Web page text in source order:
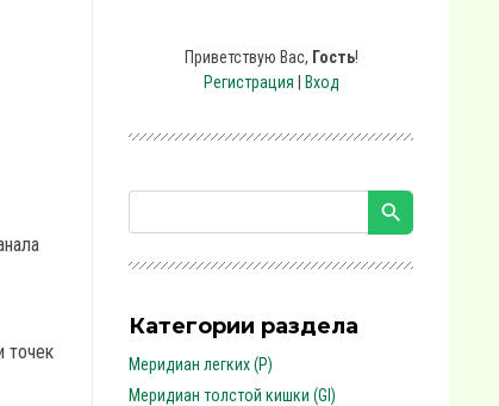
точек
Приветствую Вас, Гость!
Регистрация
Вход
Категории раздела
Меридиан легких (P)
Меридиан толстой кишки (GI)